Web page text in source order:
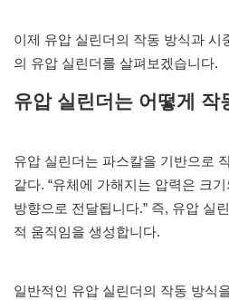
이제 유압 실린더의 작동 방식과 시
의 유압 실린더를 살펴보겠습니다.
유압 실린더는 어떻게 작
유압 실린더는 파스칼을 기반으로
같다. “유체에 가해지는 압력은 크
방향으로 전달됩니다.” 즉, 유압 실
적 움직임을 생성합니다.
일반적인 유압 실린더의 작동 방식